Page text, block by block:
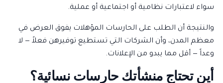
سواء لاعتبارات نظامية أو اجتماعية أو عملية.
والنتيجة أن الطلب على الحارسات المؤهلات يفوق العرض في
معظم المدن، وأن الشركات التي تستطيع توفيرهن فعلاً — لا
وعداً — أقل مما يبدو من الإعلانات.
أين تحتاج منشأتك حارسات نسائية؟